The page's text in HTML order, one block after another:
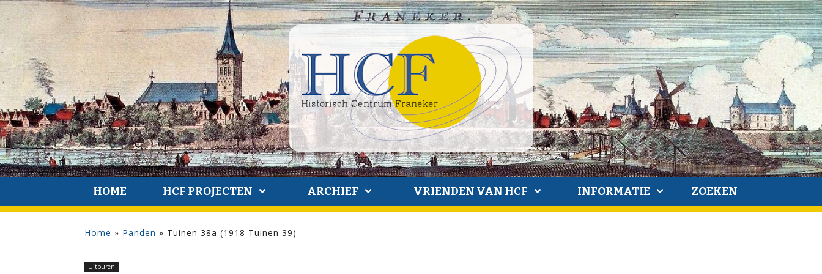
HOME HCF PROJECTEN ARCHIEF VRIENDEN VAN HCF INFORMATIE ZOEKEN
Home » Panden » Tuinen 38a (1918 Tuinen 39)
Uitburen